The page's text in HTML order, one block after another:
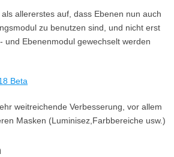
allererstes auf, dass Ebenen nun auch
zu benutzen sind, und nicht erst
und Ebenenmodul gewechselt werden
weitreichende Verbesserung, vor allem
Masken (Luminisez,Farbbereiche usw.)